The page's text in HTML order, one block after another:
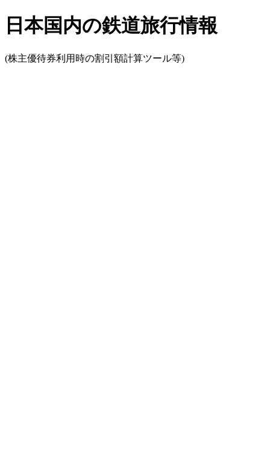
日本国内の鉄道旅行情報
(株主優待券利用時の割引額計算ツール等)